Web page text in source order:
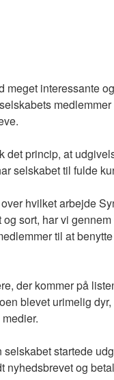
interessante
princip, at
selskabet til fulde
hvilket arbejde
sort, har vi
til at
der kommer på
blevet urimelig
startede
nyhedsbrevet og